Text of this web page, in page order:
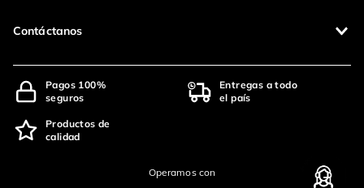
Contáctanos
Pagos 100%
seguros
Entregas a todo
el país
Productos de
calidad
Operamos con